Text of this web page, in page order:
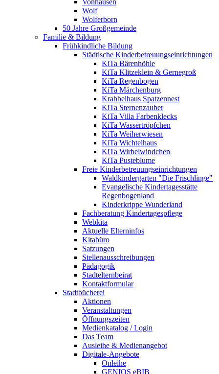
Vonhausen
Wolf
Wolferborn
50 Jahre Großgemeinde
Familie & Bildung
Frühkindliche Bildung
Städtische Kinderbetreuungseinrichtungen
KiTa Bärenhöhle
KiTa Klitzeklein & Gernegroß
KiTa Regenbogen
KiTa Märchenburg
Krabbelhaus Spatzennest
KiTa Sternenzauber
KiTa Villa Farbenklecks
KiTa Wassertröpfchen
KiTa Weiherwiesen
KiTa Wichtelhaus
KiTa Wirbelwindchen
KiTa Pusteblume
Freie Kinderbetreuungseinrichtungen
Waldkindergarten "Die Frischlinge"
Evangelische Kindertagesstätte
Regenbogenland
Kinderkrippe Wunderland
Fachberatung Kindertagespflege
Webkita
Aktuelle Elterninfos
Kitabüro
Satzungen
Stellenausschreibungen
Pädagogik
Stadtelternbeirat
Kontaktformular
Stadtbücherei
Aktionen
Veranstaltungen
Öffnungszeiten
Medienkatalog / Login
Das Team
Ausleihe & Medienangebot
Digitale-Angebote
Onleihe
GENIOS eBIB